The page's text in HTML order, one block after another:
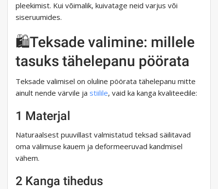
pleekimist. Kui võimalik, kuivatage neid varjus või
siseruumides.
🛍️Teksade valimine: millele
tasuks tähelepanu pöörata
Teksade valimisel on oluline pöörata tähelepanu mitte
ainult nende värvile ja stiilile, vaid ka kanga kvaliteedile:
1 Materjal
Naturaalsest puuvillast valmistatud teksad säilitavad
oma välimuse kauem ja deformeeruvad kandmisel
vähem.
2 Kanga tihedus